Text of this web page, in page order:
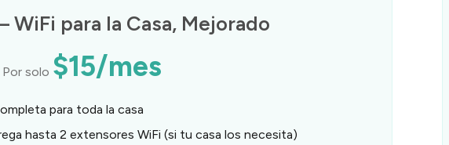
WiFi para la Casa, Mejorado
Por solo $15/mes
para toda la casa
hasta 2 extensores WiFi (si tu casa los necesita)